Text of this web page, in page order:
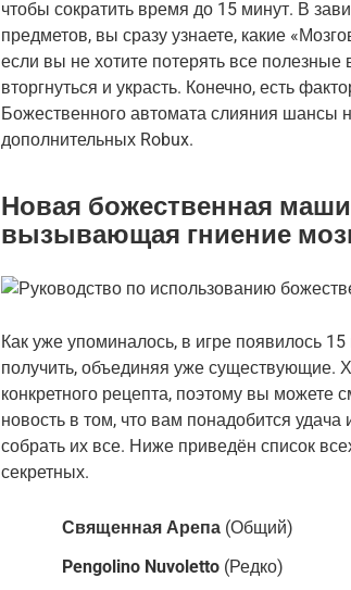
чтобы сократить время до 15 минут. В
предметов, вы сразу узнаете, какие
если вы не хотите потерять все
вторгнуться и украсть. Конечно, есть
Божественного автомата слияния шансы
дополнительных Robux.
Новая божественная
вызывающая гниение
Как уже упоминалось, в игре появилось
получить, объединяя уже существующие.
конкретного рецепта, поэтому вы можете
новость в том, что вам понадобится
собрать их все. Ниже приведён список
секретных.
Священная Арепа (Общий)
Pengolino Nuvoletto (Редко)